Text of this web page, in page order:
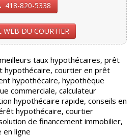
418-820-5338
WEB DU COURTIER
taux hypothécaires, prêt
hypothécaire, courtier en prêt
hypothécaire, hypothèque
commerciale, calculateur
hypothécaire rapide, conseils en
hypothécaire, courtier
de financement immobilier,
en ligne